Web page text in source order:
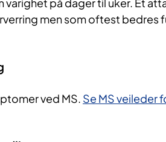
varighet på dager til uker. Et
men som oftest bedres
ved MS. Se MS veileder